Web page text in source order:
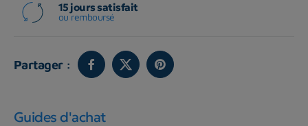
15 jours satisfait
ou remboursé
Partager :
Guides d'achat